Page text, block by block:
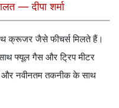
— दीपा शर्मा
क्रूजर जैसे फीचर्स मिलते हैं।
फ्यूल गैस और ट्रिप मीटर
और नवीनतम तकनीक के साथ